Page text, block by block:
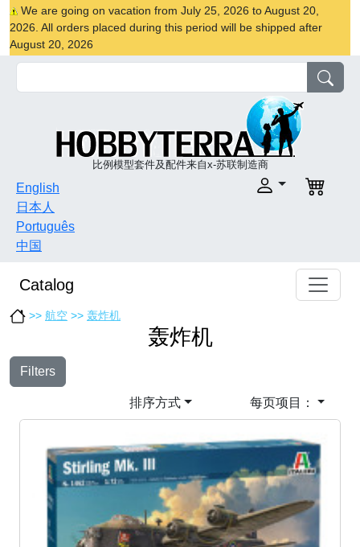
We are going on vacation from July 25, 2026 to August 20,
2026. All orders placed during this period will be shipped after
August 20, 2026
比例模型套件及配件来自x-苏联制造商
English
日本人
Português
中国
Catalog
>> 航空 >> 轰炸机
轰炸机
Filters
排序方式 每页项目：